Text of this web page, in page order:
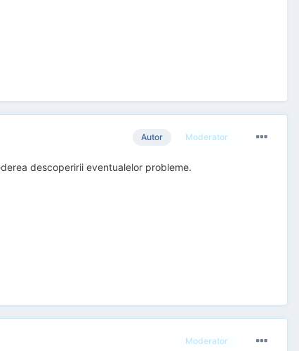
Autor Moderator
descoperirii eventualelor probleme.
Moderator